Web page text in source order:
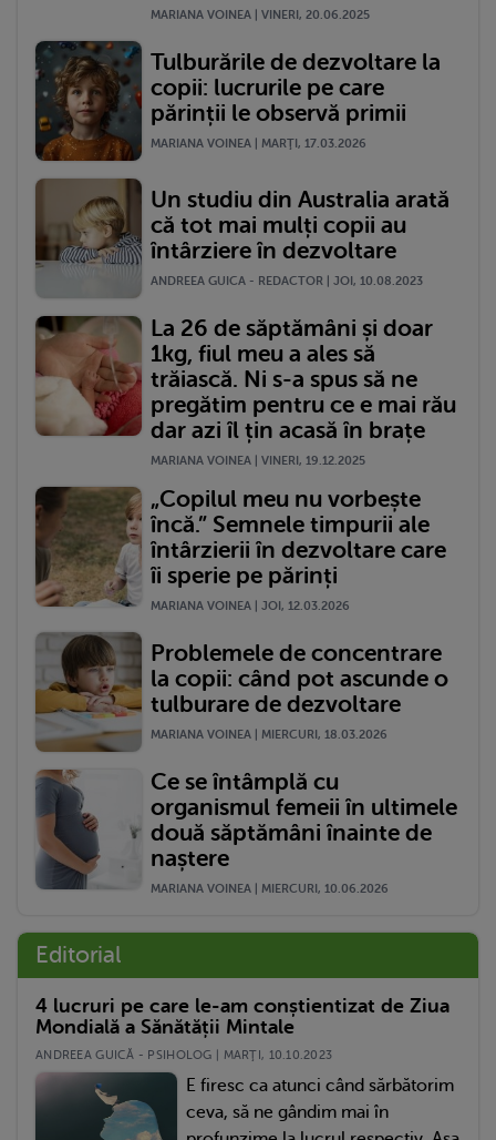
MARIANA VOINEA | VINERI, 20.06.2025
Tulburările de dezvoltare la
copii: lucrurile pe care
părinții le observă primii
MARIANA VOINEA | MARŢI, 17.03.2026
Un studiu din Australia arată
că tot mai mulți copii au
întârziere în dezvoltare
ANDREEA GUICA - REDACTOR | JOI, 10.08.2023
La 26 de săptămâni și doar
1kg, fiul meu a ales să
trăiască. Ni s-a spus să ne
pregătim pentru ce e mai rău
dar azi îl țin acasă în brațe
MARIANA VOINEA | VINERI, 19.12.2025
„Copilul meu nu vorbește
încă.” Semnele timpurii ale
întârzierii în dezvoltare care
îi sperie pe părinți
MARIANA VOINEA | JOI, 12.03.2026
Problemele de concentrare
la copii: când pot ascunde o
tulburare de dezvoltare
MARIANA VOINEA | MIERCURI, 18.03.2026
Ce se întâmplă cu
organismul femeii în ultimele
două săptămâni înainte de
naștere
MARIANA VOINEA | MIERCURI, 10.06.2026
Editorial
4 lucruri pe care le-am conștientizat de Ziua
Mondială a Sănătății Mintale
ANDREEA GUICĂ - PSIHOLOG | MARŢI, 10.10.2023
E firesc ca atunci când sărbătorim
ceva, să ne gândim mai în